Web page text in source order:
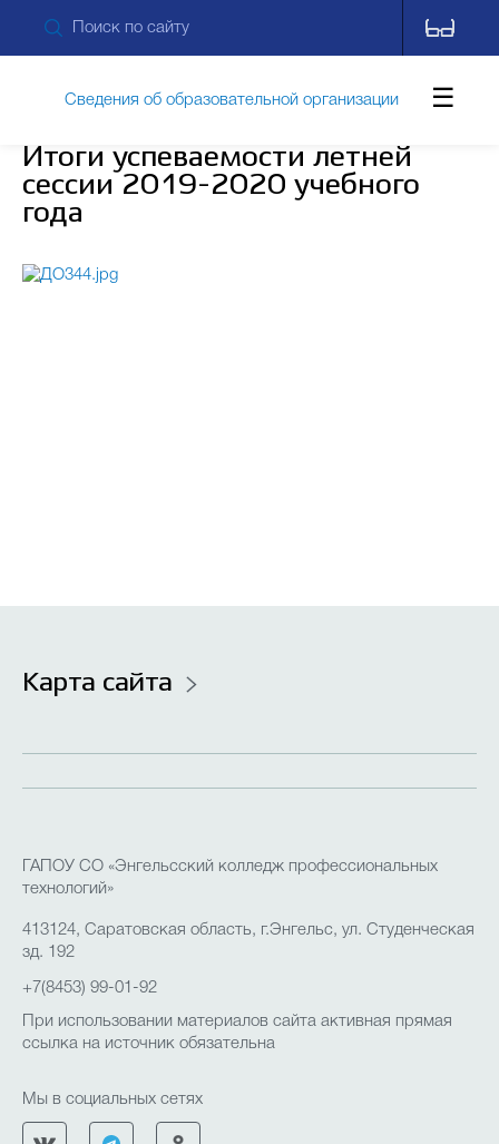
Итоги успеваемости летней
сессии 2019-2020 учебного
года
Сведения об образовательной организации
Обращения граждан
Карта сайта
ГАПОУ СО «Энгельсский колледж профессиональных
технологий»
413124, Саратовская область, г.Энгельс, ул. Студенческая
зд. 192
+7(8453) 99-01-92
При использовании материалов сайта активная прямая
ссылка на источник обязательна
Мы в социальных сетях